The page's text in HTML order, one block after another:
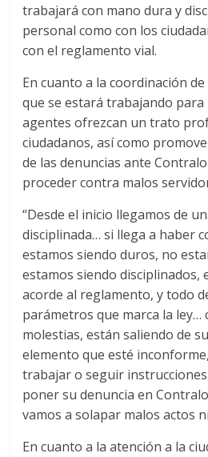
trabajará con mano dura y
personal como con los
con el reglamento vial.
En cuanto a la coordinación
que se estará trabajando
agentes ofrezcan un trato
ciudadanos, así como
de las denuncias ante
proceder contra malos
“Desde el inicio llegamos de
disciplinada… si llega a haber
estamos siendo duros, no
estamos siendo disciplinados,
acorde al reglamento, y todo
parámetros que marca la ley…
molestias, están saliendo de
elemento que esté
trabajar o seguir
poner su denuncia en
vamos a solapar malos actos
En cuanto a la atención a la